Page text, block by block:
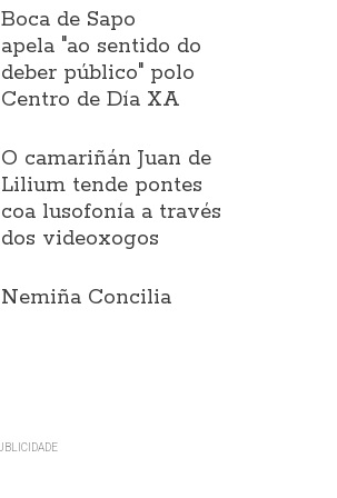
Boca de Sapo
apela "ao sentido do
deber público" polo
Centro de Día XA
O camariñán Juan de
Lilium tende pontes
coa lusofonía a través
dos videoxogos
Nemiña Concilia